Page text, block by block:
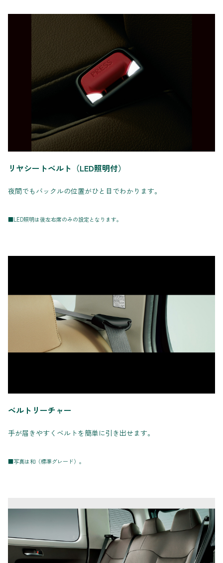
リヤシートベルト（LED照明付）
夜間でもバックルの位置がひと目でわかります。
■LED照明は後左右席のみの設定となります。
ベルトリーチャー
手が届きやすくベルトを簡単に引き出せます。
■写真は和（標準グレード）。